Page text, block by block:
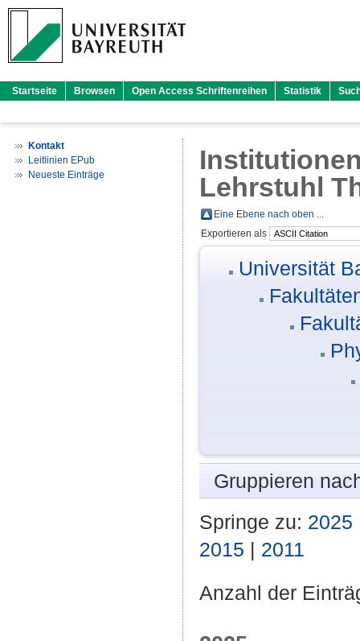
Startseite Browsen Open Access Schriftenreihen Statistik
Kontakt
Leitlinien EPub
Neueste Einträge
Lehrstuhl
Eine Ebene nach oben ...
Exportieren als
Universität
Gruppieren
Springe zu: 2025
2015 | 2011
Anzahl der